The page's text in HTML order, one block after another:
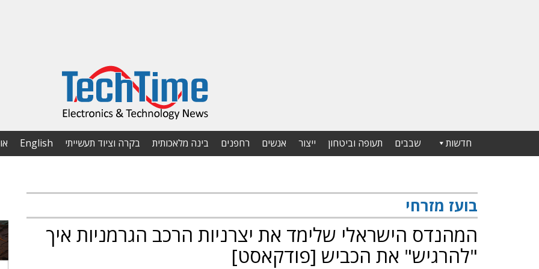
חדשות שבבים תעופה וביטחון ייצור אנשים רחפנים בינה מלאכותית בקרה וציוד תעשייתי English
בועז מזרחי
המהנדס הישראלי שלימד את יצרניות הרכב הגרמניות איך
"להרגיש" את הכביש [פודקאסט]